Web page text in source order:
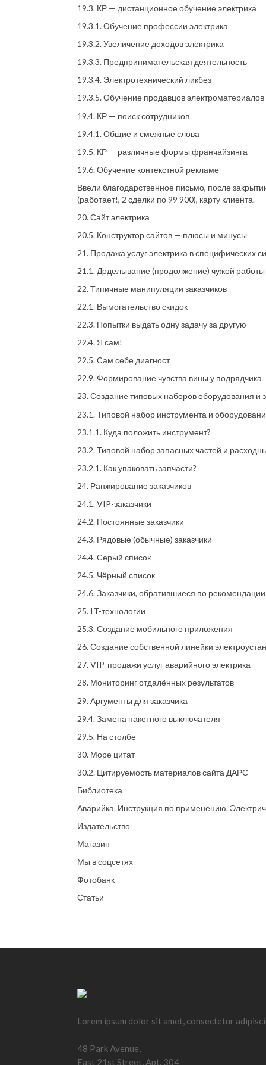
19.3. КР — дистанционное обучение электрика
19.3.1. Обучение профессии электрика
19.3.2. Увеличение доходов электрика
19.3.3. Предпринимательская деятельность
19.3.4. Электротехнический ликбез
19.3.5. Обучение продавцов электроматериалов
19.4. КР — поиск сотрудников
19.4.1. Общие и смежные слова
19.5. КР — различные формы франчайзинга
19.6. Обучение контекстной рекламе
Ввели благодарственное письмо, после
(работает!, 2 сделки по 99 900), карту клиента.
20. Сайт электрика
20.5. Конструктор сайтов — плюсы и минусы
21. Продажа услуг электрика в специфических
21.1. Доделывание (продолжение) чужой работы
22. Типичные манипуляции заказчиков
22.1. Вымогательство скидок
22.3. Попытки выдать одну задачу за другую
22.4. Я сам!
22.5. Сам себе диагност
22.9. Формирование чувства вины у подрядчика
23. Создание типовых наборов оборудования и
23.1. Типовой набор инструмента и
23.1.1. Куда положить инструмент?
23.2. Типовой набор запасных частей и
23.2.1. Как упаковать запчасти?
24. Ранжирование заказчиков
24.1. VIP-заказчики
24.2. Постоянные заказчики
24.3. Рядовые (обычные) заказчики
24.4. Серый список
24.5. Чёрный список
24.6. Заказчики, обратившиеся по рекомендации
25. IT-технологии
25.3. Создание мобильного приложения
26. Создание собственной линейки
27. VIP-продажи услуг аварийного электрика
28. Мониторинг отдалённых результатов
29. Аргументы для заказчика
29.4. Замена пакетного выключателя
29.5. На столбе
30. Море цитат
30.2. Цитируемость материалов сайта ДАРС
Библиотека
Аварийка. Инструкция по применению.
Издательство
Магазин
Мы в соцсетях
Фотобанк
Статьи
Lorem ipsum dolor sit amet, consectetur
48 Park Avenue,
East 21st Street, Apt. 304